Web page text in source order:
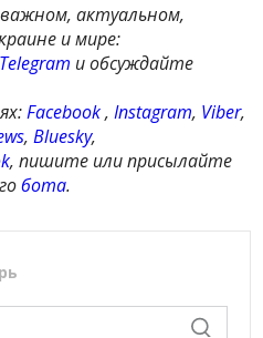
актуальном,
и мире:
Telegram и обсуждайте
Facebook,Instagram, Viber,
,Bluesky,
, пишите или присылайте
бота.